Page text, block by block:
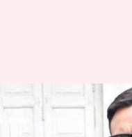
पहली ही
गए थे